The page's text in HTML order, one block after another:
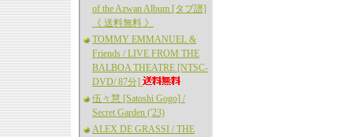
of the Azwan Album [タブ譜]
《 送料無料 》
TOMMY EMMANUEL &
Friends / LIVE FROM THE
BALBOA THEATRE [NTSC-
DVD/ 87分]
伍々慧 [Satoshi Gogo] /
Secret Garden ('23)
ALEX DE GRASSI / THE